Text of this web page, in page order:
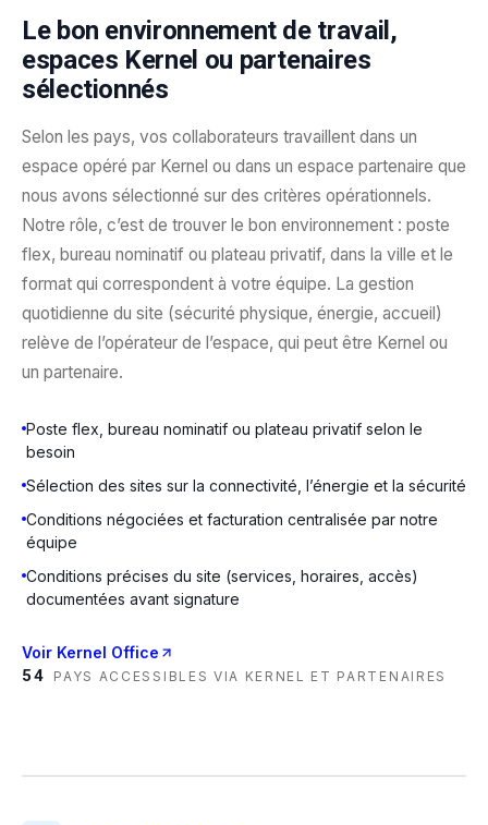
Le bon environnement de travail,
espaces Kernel ou partenaires
sélectionnés
Selon les pays, vos collaborateurs travaillent dans un
espace opéré par Kernel ou dans un espace partenaire que
nous avons sélectionné sur des critères opérationnels.
Notre rôle, c’est de trouver le bon environnement : poste
flex, bureau nominatif ou plateau privatif, dans la ville et le
format qui correspondent à votre équipe. La gestion
quotidienne du site (sécurité physique, énergie, accueil)
relève de l’opérateur de l’espace, qui peut être Kernel ou
un partenaire.
Poste flex, bureau nominatif ou plateau privatif selon le
besoin
Sélection des sites sur la connectivité, l’énergie et la sécurité
Conditions négociées et facturation centralisée par notre
équipe
Conditions précises du site (services, horaires, accès)
documentées avant signature
Voir Kernel Office
54 PAYS ACCESSIBLES VIA KERNEL ET PARTENAIRES